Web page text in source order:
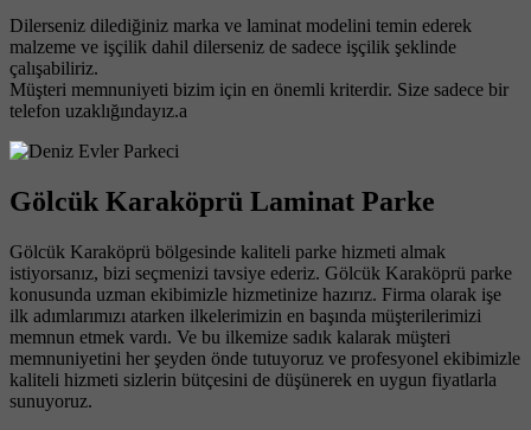
Dilerseniz dilediğiniz marka ve laminat modelini temin ederek
malzeme ve işçilik dahil dilerseniz de sadece işçilik şeklinde
çalışabiliriz.
Müşteri memnuniyeti bizim için en önemli kriterdir. Size sadece bir
telefon uzaklığındayız.a
Gölcük Karaköprü Laminat Parke
Gölcük Karaköprü bölgesinde kaliteli parke hizmeti almak
istiyorsanız, bizi seçmenizi tavsiye ederiz. Gölcük Karaköprü parke
konusunda uzman ekibimizle hizmetinize hazırız. Firma olarak işe
ilk adımlarımızı atarken ilkelerimizin en başında müşterilerimizi
memnun etmek vardı. Ve bu ilkemize sadık kalarak müşteri
memnuniyetini her şeyden önde tutuyoruz ve profesyonel ekibimizle
kaliteli hizmeti sizlerin bütçesini de düşünerek en uygun fiyatlarla
sunuyoruz.